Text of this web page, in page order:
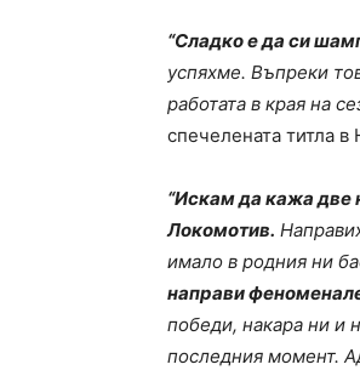
“Сладко е да си
успяхме. Въпреки
работата в края на
спечелената титла
“Искам да кажа две
Локомотив.
имало в родния ни
направи
победи, накара ни и
последния момент.